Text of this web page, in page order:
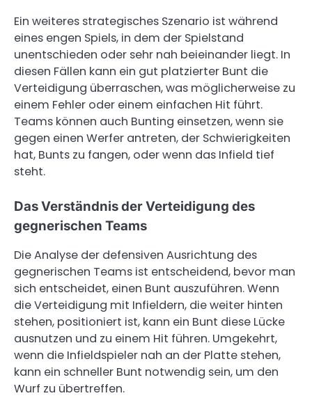
Ein weiteres strategisches Szenario ist während
eines engen Spiels, in dem der Spielstand
unentschieden oder sehr nah beieinander liegt. In
diesen Fällen kann ein gut platzierter Bunt die
Verteidigung überraschen, was möglicherweise zu
einem Fehler oder einem einfachen Hit führt.
Teams können auch Bunting einsetzen, wenn sie
gegen einen Werfer antreten, der Schwierigkeiten
hat, Bunts zu fangen, oder wenn das Infield tief
steht.
Das Verständnis der Verteidigung des
gegnerischen Teams
Die Analyse der defensiven Ausrichtung des
gegnerischen Teams ist entscheidend, bevor man
sich entscheidet, einen Bunt auszuführen. Wenn
die Verteidigung mit Infieldern, die weiter hinten
stehen, positioniert ist, kann ein Bunt diese Lücke
ausnutzen und zu einem Hit führen. Umgekehrt,
wenn die Infieldspieler nah an der Platte stehen,
kann ein schneller Bunt notwendig sein, um den
Wurf zu übertreffen.